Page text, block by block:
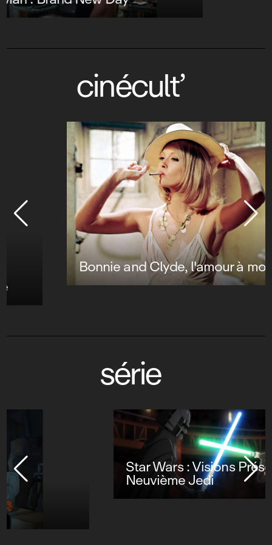
cinécult’
Bonnie and Clyde, l'amour à mort
série
Star Wars : Visions Présente - Le
Neuvième Jedi